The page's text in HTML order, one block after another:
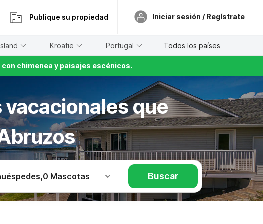
Publique su propiedad Iniciar sesión / Regístrate
Kroatië Portugal Todos los países
chimenea y paisajes escénicos.
que
,0 Mascotas Buscar